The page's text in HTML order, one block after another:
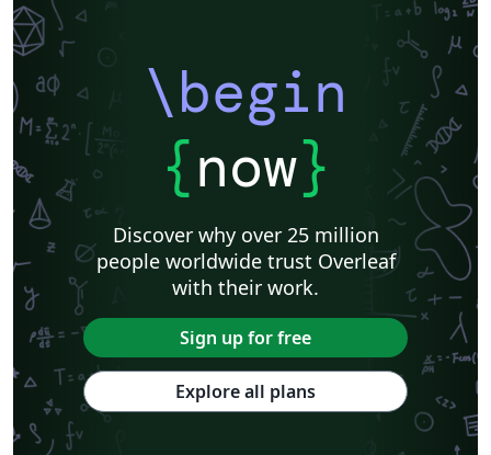
\begin
{now}
Discover why over 25 million
people worldwide trust Overleaf
with their work.
Sign up for free
Explore all plans